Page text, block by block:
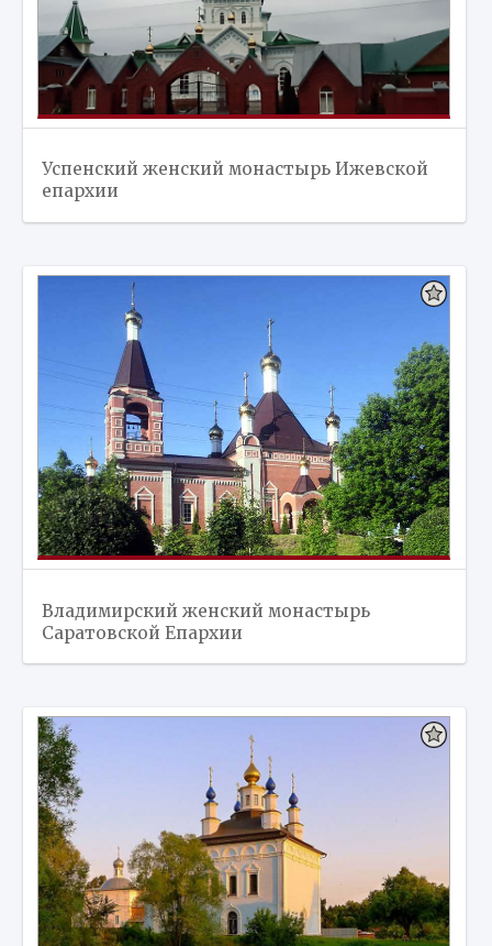
Успенский женский монастырь Ижевской
епархии
Владимирский женский монастырь
Саратовской Епархии